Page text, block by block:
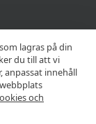
lagras på din
du till att vi
anpassat innehåll
och